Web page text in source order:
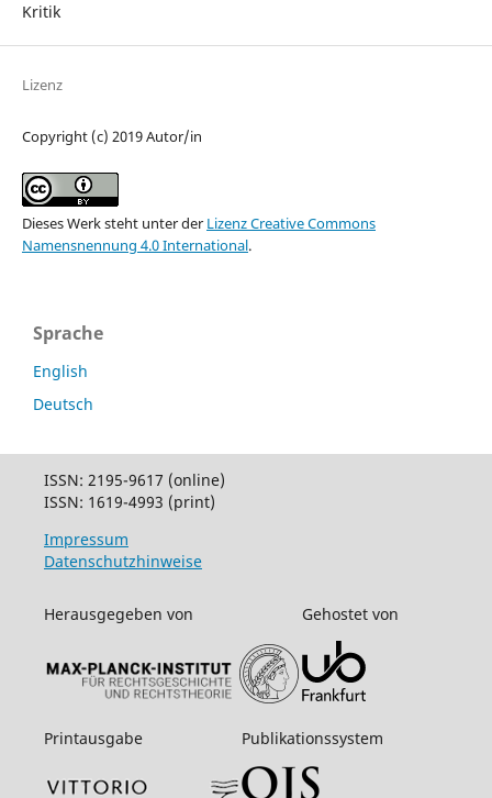
Kritik
Lizenz
Copyright (c) 2019 Autor/in
Dieses Werk steht unter der Lizenz Creative Commons
Namensnennung 4.0 International.
Sprache
English
Deutsch
ISSN: 2195-9617 (online)
ISSN: 1619-4993 (print)
Impressum
Datenschutzhinweise
Herausgegeben von Gehostet von
Printausgabe Publikationssystem